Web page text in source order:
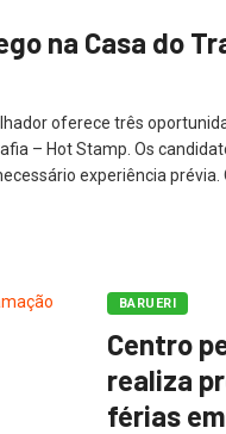
na Casa do
oferece três
– Hot Stamp. Os
experiência prévia.
BARUERI
Centro
realiza
férias